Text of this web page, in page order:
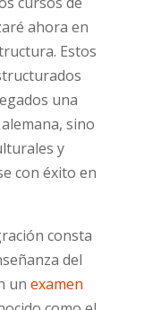
ahora en
Estos
una
sino
y
con éxito en
consta
del
un examen